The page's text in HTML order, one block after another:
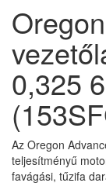
0,325
Az Oregon
teljesítményű
favágási, tűzifa